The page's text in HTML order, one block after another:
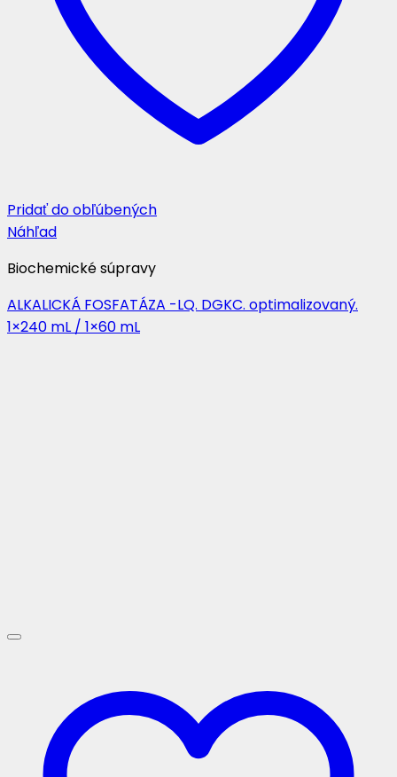
Pridať do obľúbených
Náhľad
Biochemické súpravy
ALKALICKÁ FOSFATÁZA -LQ. DGKC. optimalizovaný.
1×240 mL / 1×60 mL